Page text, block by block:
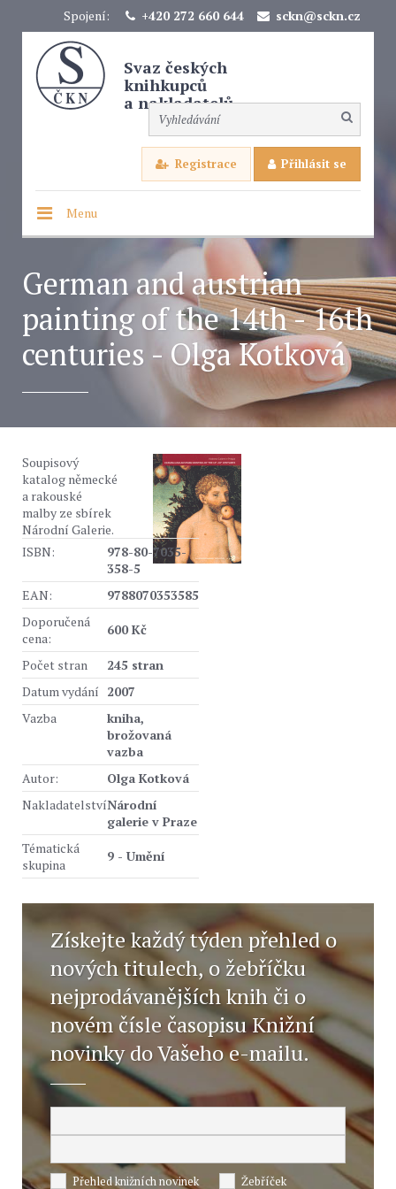
Spojení: +420 272 660 644 sckn@sckn.cz
Svaz českých
knihkupců
a nakladatelů
Registrace Přihlásit se
Menu
German and austrian
painting of the 14th - 16th
centuries - Olga Kotková
Soupisový
katalog německé
a rakouské
malby ze sbírek
Národní Galerie.
ISBN:
978-80-7035-
358-5
EAN:
9788070353585
Doporučená
cena:
600 Kč
Počet stran
245 stran
Datum vydání 2007
Vazba
kniha,
brožovaná
vazba
Autor:
Olga Kotková
NakladatelstvíNárodní
galerie v Praze
Tématická
skupina
9 - Umění
Získejte každý týden přehled o
nových titulech, o žebříčku
nejprodávanějších knih či o
novém čísle časopisu Knižní
novinky do Vašeho e-mailu.
Přehled knižních novinek Žebříček